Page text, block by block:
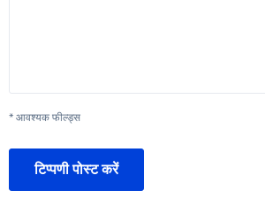
* आवश्यक फील्ड्स
टिप्पणी पोस्ट करें